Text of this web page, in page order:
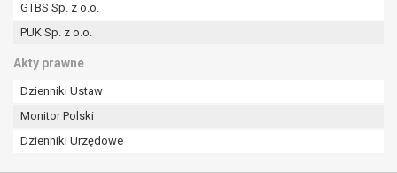
GTBS Sp. z o.o.
PUK Sp. z o.o.
Akty prawne
Dzienniki Ustaw
Monitor Polski
Dzienniki Urzędowe